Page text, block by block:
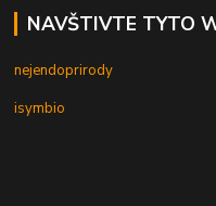
NAVŠTIVTE TYTO
nejendoprirody
isymbio